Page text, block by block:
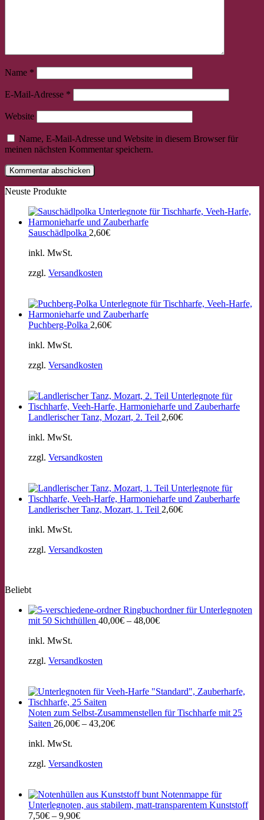
Name *
E-Mail-Adresse *
Website
Name, E-Mail-Adresse und Website in diesem Browser für
meinen nächsten Kommentar speichern.
Neuste Produkte
Sauschädlpolka 2,60€
inkl. MwSt.
zzgl. Versandkosten
Puchberg-Polka 2,60€
inkl. MwSt.
zzgl. Versandkosten
Landlerischer Tanz, Mozart, 2. Teil 2,60€
inkl. MwSt.
zzgl. Versandkosten
Landlerischer Tanz, Mozart, 1. Teil 2,60€
inkl. MwSt.
zzgl. Versandkosten
Beliebt
Ringbuchordner für Unterlegnoten
mit 50 Sichthüllen 40,00€ – 48,00€
inkl. MwSt.
zzgl. Versandkosten
Noten zum Selbst-Zusammenstellen für Tischharfe mit 25
Saiten 26,00€ – 43,20€
inkl. MwSt.
zzgl. Versandkosten
Notenmappe für
Unterlegnoten, aus stabilem, matt-transparentem Kunststoff
7,50€ – 9,90€
Chat Support ×